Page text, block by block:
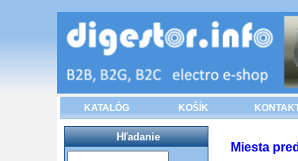
KATALÓG KOŠÍK
Miesta
Hľadanie